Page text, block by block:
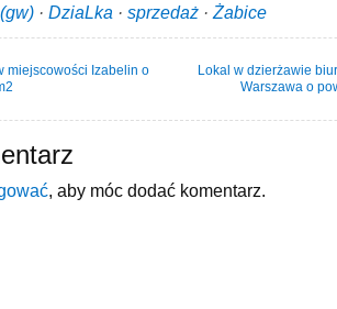
· DziaLka · sprzedaż · Żabice
miejscowości Izabelin o
Lokal w dzierżawie
Warszawa o
, aby móc dodać komentarz.